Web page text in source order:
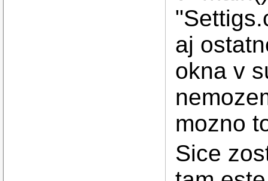
aj
okna v
mozno
Sice